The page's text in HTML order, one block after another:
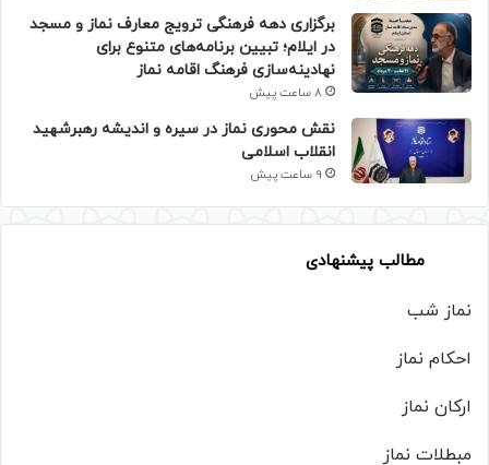
برگزاری دهه فرهنگی ترویج معارف نماز و مسجد
در ایلام؛ تبیین برنامه‌های متنوع برای
نهادینه‌سازی فرهنگ اقامه نماز
8 ساعت پیش
نقش محوری نماز در سیره و اندیشه رهبرشهید
انقلاب اسلامی
9 ساعت پیش
مطالب پیشنهادی
نماز شب
احکام نماز
ارکان نماز
مبطلات نماز